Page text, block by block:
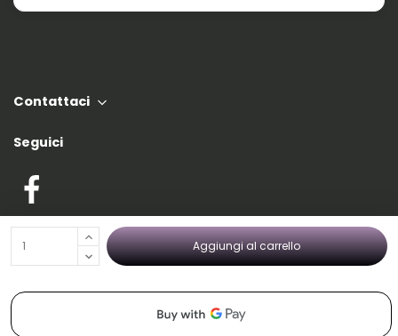
Aggiungi al carrello
Contattaci
Seguici
Le principali categorie di Nordic Tec